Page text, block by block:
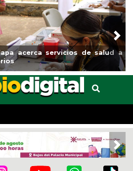
servicios de salud a
Municipio
el